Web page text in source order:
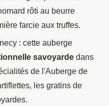
rôti au beurre
farcie aux truffes.
: cette auberge
savoyarde dans
de l'Auberge de
les gratins de